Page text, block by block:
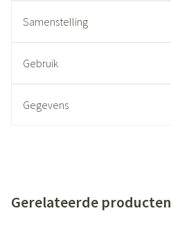
Samenstelling
Gebruik
Gegevens
Gerelateerde producten